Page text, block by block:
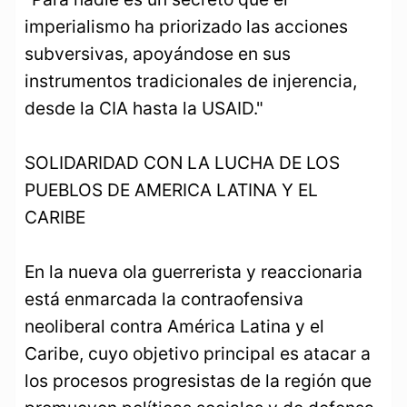
imperialismo ha priorizado las acciones
subversivas, apoyándose en sus
instrumentos tradicionales de injerencia,
desde la CIA hasta la USAID."
SOLIDARIDAD CON LA LUCHA DE LOS
PUEBLOS DE AMERICA LATINA Y EL
CARIBE
En la nueva ola guerrerista y reaccionaria
está enmarcada la contraofensiva
neoliberal contra América Latina y el
Caribe, cuyo objetivo principal es atacar a
los procesos progresistas de la región que